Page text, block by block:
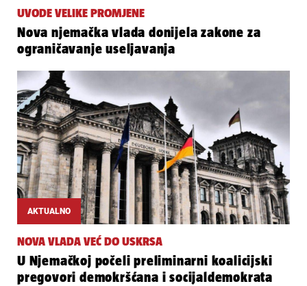
UVODE VELIKE PROMJENE
Nova njemačka vlada donijela zakone za
ograničavanje useljavanja
AKTUALNO
NOVA VLADA VEĆ DO USKRSA
U Njemačkoj počeli preliminarni koalicijski
pregovori demokršćana i socijaldemokrata